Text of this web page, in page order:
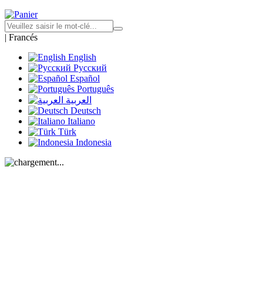
| Francés
English
Русский
Español
Português
العربية
Deutsch
Italiano
Türk
Indonesia